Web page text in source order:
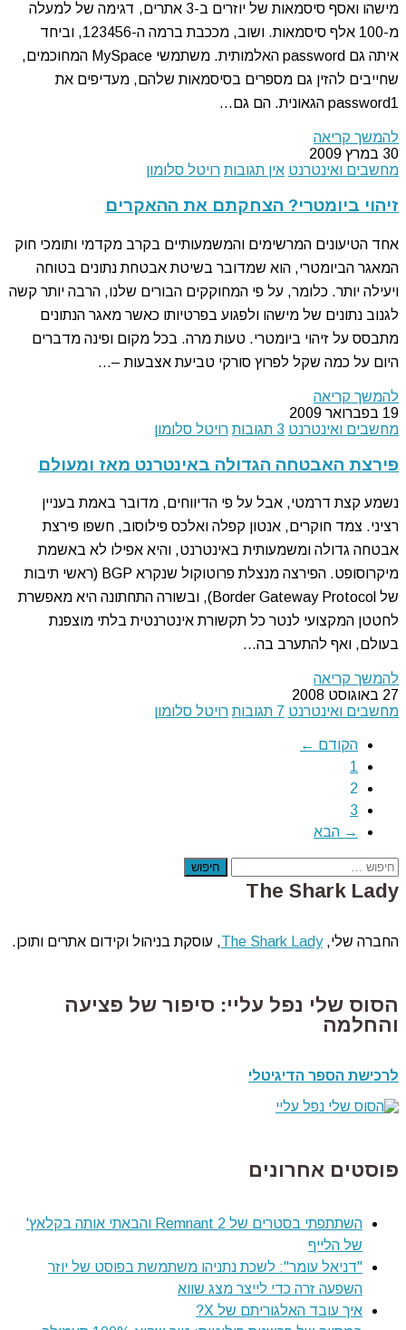
מישהו ואסף סיסמאות של יוזרים ב-3 אתרים, דגימה של למעלה
מ-100 אלף סיסמאות. ושוב, מככבת ברמה ה-123456, וביחד
איתה גם password האלמותית. משתמשי MySpace המחוכמים,
שחייבים להזין גם מספרים בסיסמאות שלהם, מעדיפים את
password1 הגאונית. הם גם…
להמשך קריאה
30 במרץ 2009
מחשבים ואינטרנט אין תגובות רויטל סלומון
זיהוי ביומטרי? הצחקתם את ההאקרים
אחד הטיעונים המרשימים והמשמעותיים בקרב מקדמי ותומכי חוק
המאגר הביומטרי, הוא שמדובר בשיטת אבטחת נתונים בטוחה
ויעילה יותר. כלומר, על פי המחוקקים הבורים שלנו, הרבה יותר קשה
לגנוב נתונים של מישהו ולפגוע בפרטיותו כאשר מאגר הנתונים
מתבסס על זיהוי ביומטרי. טעות מרה. בכל מקום ופינה מדברים
היום על כמה שקל לפרוץ סורקי טביעת אצבעות –…
להמשך קריאה
19 בפברואר 2009
מחשבים ואינטרנט 3 תגובות רויטל סלומון
פירצת האבטחה הגדולה באינטרנט מאז ומעולם
נשמע קצת דרמטי, אבל על פי הדיווחים, מדובר באמת בעניין
רציני. צמד חוקרים, אנטון קפלה ואלכס פילוסוב, חשפו פירצת
אבטחה גדולה ומשמעותית באינטרנט, והיא אפילו לא באשמת
מיקרוסופט. הפירצה מנצלת פרוטוקול שנקרא BGP (ראשי תיבות
של Border Gateway Protocol), ובשורה התחתונה היא מאפשרת
לחטטן המקצועי לנטר כל תקשורת אינטרנטית בלתי מוצפנת
בעולם, ואף להתערב בה…
להמשך קריאה
27 באוגוסט 2008
מחשבים ואינטרנט 7 תגובות רויטל סלומון
הקודם ←
1
2
3
→ הבא
חיפוש
The Shark Lady
החברה שלי,The Shark Lady, עוסקת בניהול וקידום אתרים ותוכן.
הסוס שלי נפל עליי: סיפור של פציעה
והחלמה
לרכישת הספר הדיגיטלי
פוסטים אחרונים
השתתפתי בסטרים של Remnant 2 והבאתי אותה בקלאץ'
של הלייף
"דניאל עומר": לשכת נתניהו משתמשת בפוסט של יוזר
השפעה זרה כדי לייצר מצג שווא
איך עובד האלגוריתם של X?